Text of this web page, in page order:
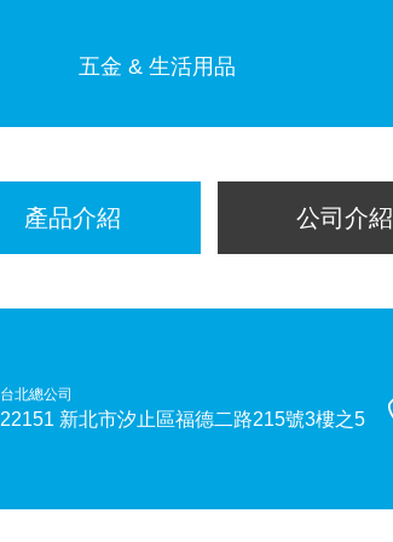
五金 & 生活用品
產品介紹 公司介紹
台北總公司
22151 新北市汐止區福德二路215號3樓之5